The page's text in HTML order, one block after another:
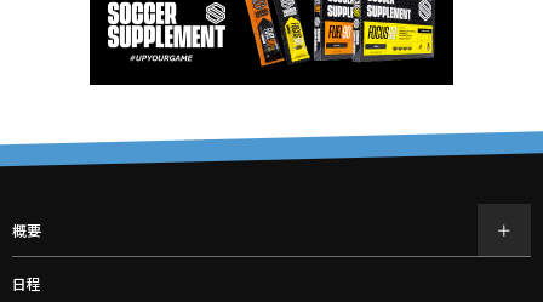
概要
日程